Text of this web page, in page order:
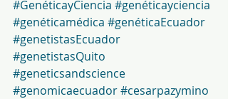
#GenéticayCiencia #genéticayciencia
#genéticamédica #genéticaEcuador
#genetistasEcuador
#genetistasQuito
#geneticsandscience
#genomicaecuador#cesarpazymino